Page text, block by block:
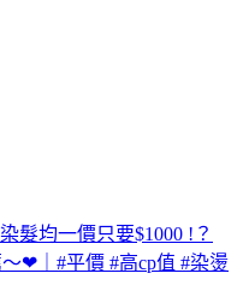
髮均一價只要$1000 !？
❤｜#平價 #高cp值 #染燙